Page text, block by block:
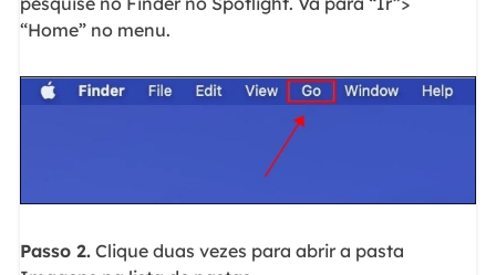
“Home” no menu.
Passo 2.Clique duas vezes para abrir a pasta